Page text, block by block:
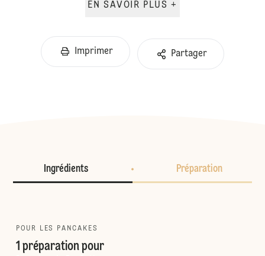
EN SAVOIR PLUS +
Imprimer Partager
Ingrédients Préparation
POUR LES PANCAKES
1 préparation pour